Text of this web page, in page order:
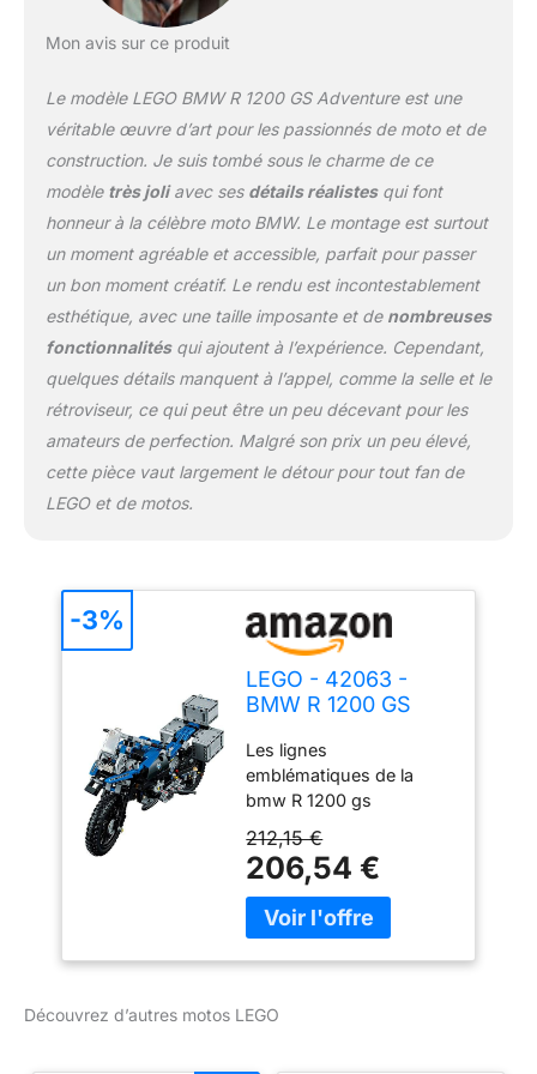
Mon avis sur ce produit
Le modèle LEGO BMW R 1200 GS Adventure est une
véritable œuvre d’art pour les passionnés de moto et de
construction. Je suis tombé sous le charme de ce
modèle très joliavec ses détails réalistesqui font
honneur à la célèbre moto BMW. Le montage est surtout
un moment agréable et accessible, parfait pour passer
un bon moment créatif. Le rendu est incontestablement
esthétique, avec une taille imposante et de nombreuses
fonctionnalitésqui ajoutent à l’expérience. Cependant,
quelques détails manquent à l’appel, comme la selle et le
rétroviseur, ce qui peut être un peu décevant pour les
amateurs de perfection. Malgré son prix un peu élevé,
cette pièce vaut largement le détour pour tout fan de
LEGO et de motos.
LEGO - 42063 -
BMW R 1200 GS
Les lignes
emblématiques de la
bmw R 1200 gs
construire avec ce
modèle lego Technic 2-
en-1 hautement détaillé,
comprenant diverses
Adventure ! Les lignes
212,15 €
206,54 €
-3%
Découvrez d’autres motos LEGO